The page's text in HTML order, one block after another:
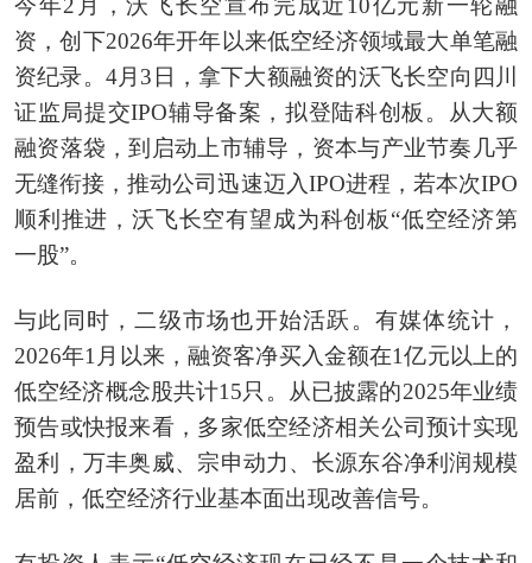
资，创下2026年开年以来低空经济领域最大单笔融
资纪录。4月3日，拿下大额融资的沃飞长空向四川
证监局提交IPO辅导备案，拟登陆科创板。从大额
融资落袋，到启动上市辅导，资本与产业节奏几乎
无缝衔接，推动公司迅速迈入IPO进程，若本次IPO
顺利推进，沃飞长空有望成为科创板“低空经济第
一股”。
与此同时，二级市场也开始活跃。有媒体统计，
2026年1月以来，融资客净买入金额在1亿元以上的
低空经济概念股共计15只。从已披露的2025年业绩
预告或快报来看，多家低空经济相关公司预计实现
盈利，万丰奥威、宗申动力、长源东谷净利润规模
居前，低空经济行业基本面出现改善信号。